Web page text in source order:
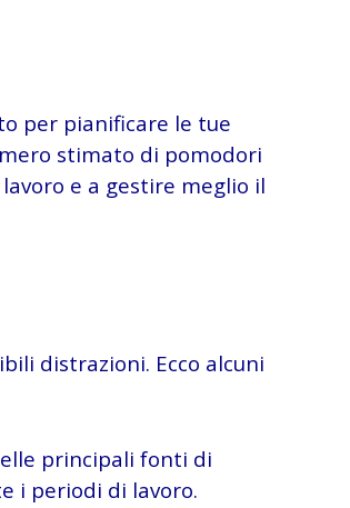
per pianificare le tue
stimato di pomodori
e a gestire meglio il
distrazioni. Ecco alcuni
principali fonti di
i periodi di lavoro.